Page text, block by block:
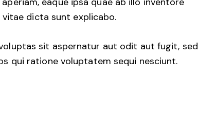
dicta sunt explicabo.
sit aspernatur aut odit aut fugit, sed
qui ratione voluptatem sequi nesciunt.